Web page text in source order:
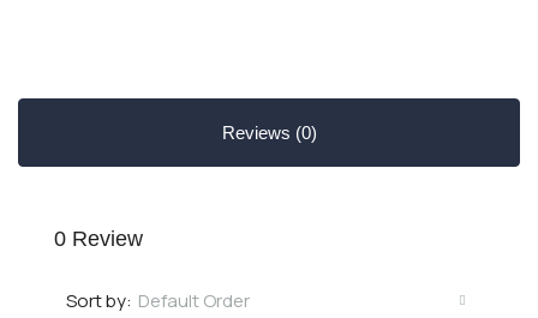
Reviews (0)
0 Review
Sort by: Default Order